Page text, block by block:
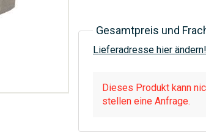
Gesamtpreis und
Lieferadresse hier ändern!
Dieses Produkt kann
stellen eine Anfrage.